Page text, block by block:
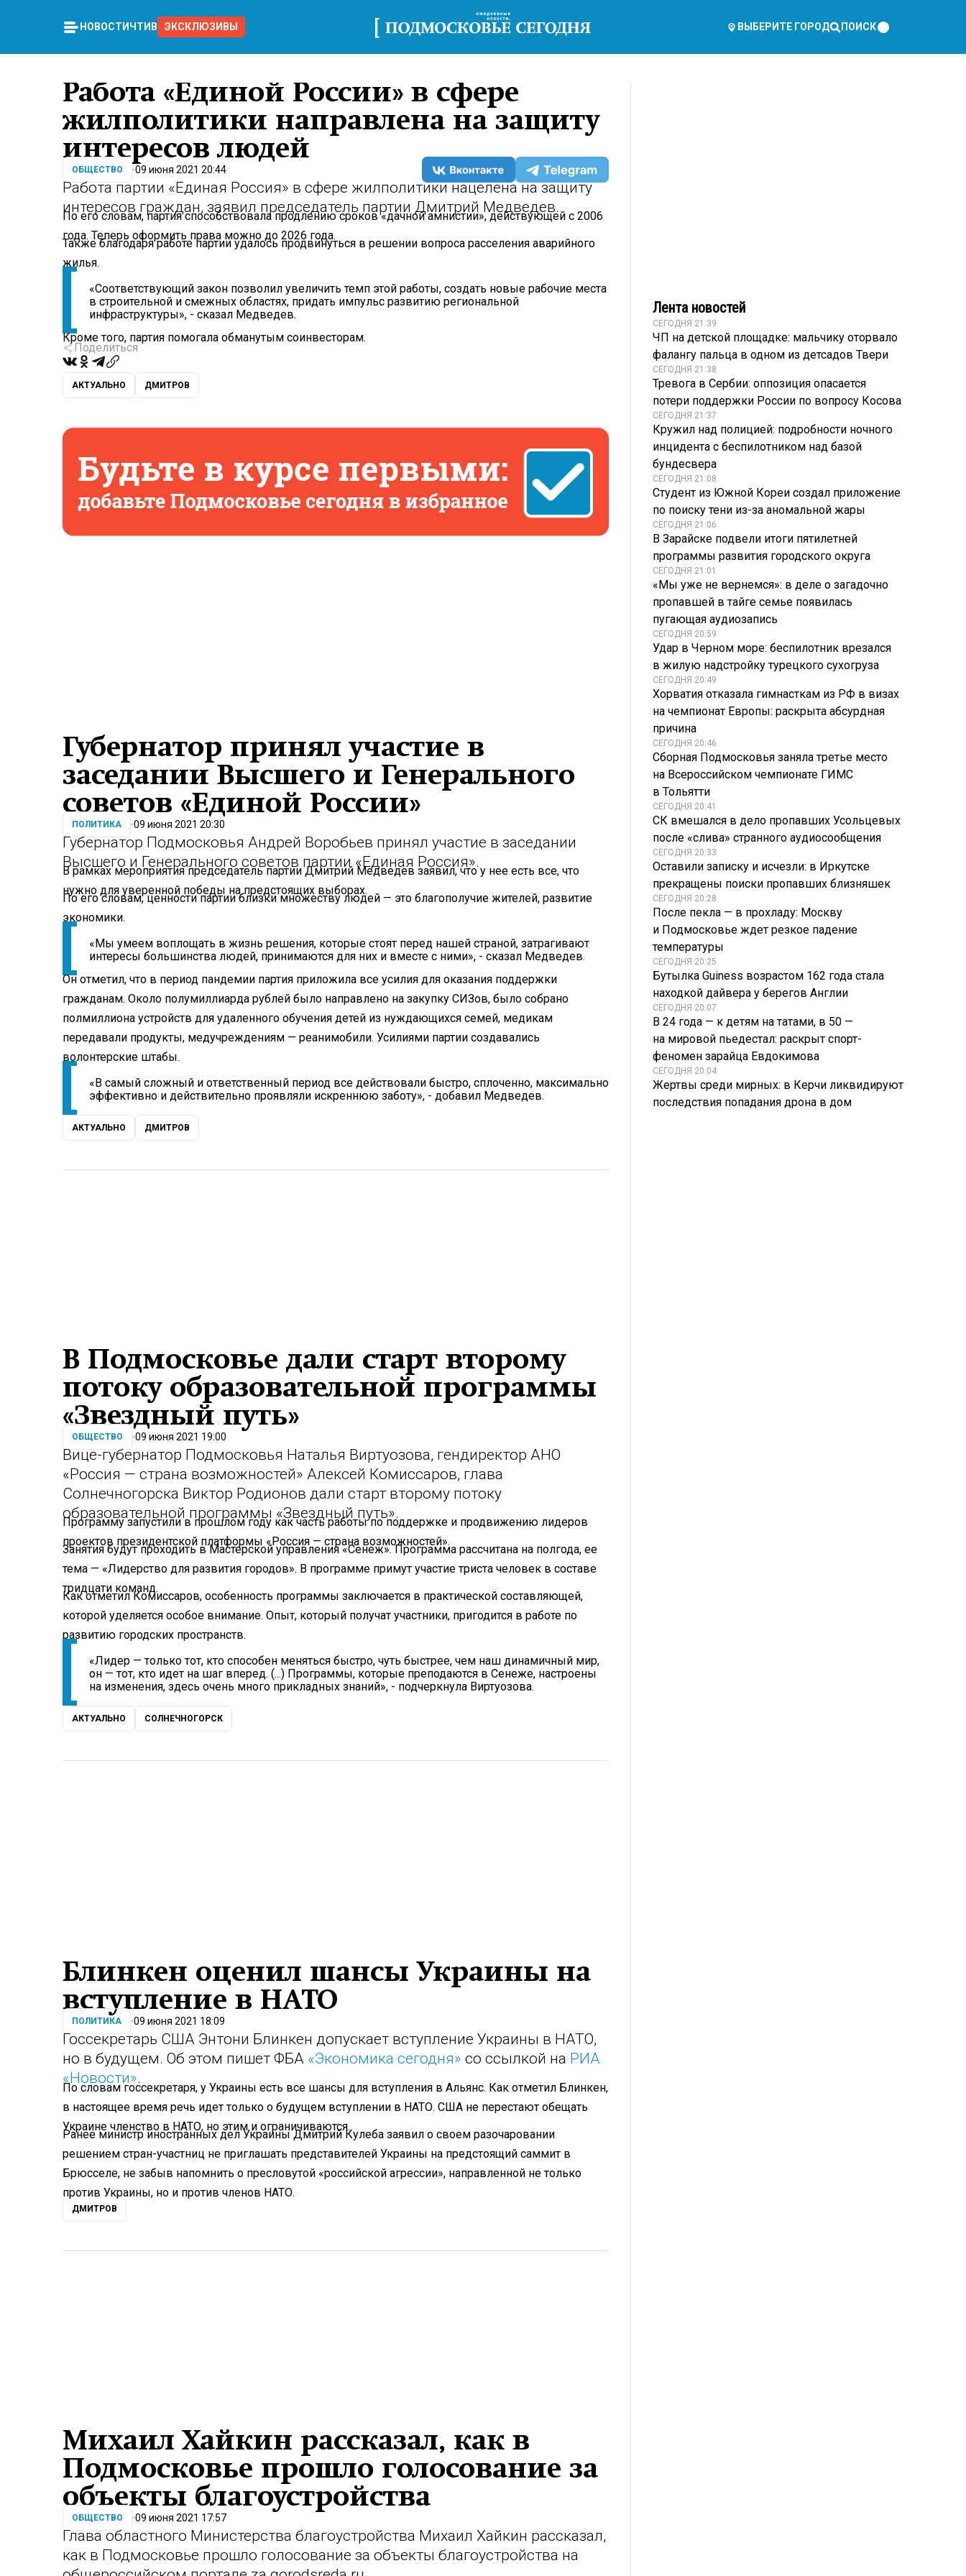
НОВОСТИ ЧТИВО ЭКСКЛЮЗИВЫ ВЫБЕРИТЕ ГОРОД ПОИСК
Работа «Единой России» в сфере
жилполитики направлена на защиту
интересов людей
ОБЩЕСТВО 09 июня 2021 20:44
Работа партии «Единая Россия» в сфере жилполитики нацелена на защиту
интересов граждан, заявил председатель партии Дмитрий Медведев.
По его словам, партия способствовала продлению сроков «дачной амнистии», действующей с 2006
года. Теперь оформить права можно до 2026 года.
Также благодаря работе партии удалось продвинуться в решении вопроса расселения аварийного
жилья.
«Соответствующий закон позволил увеличить темп этой работы, создать новые рабочие места
в строительной и смежных областях, придать импульс развитию региональной
инфраструктуры», - сказал Медведев.
Кроме того, партия помогала обманутым соинвесторам.
Поделиться
АКТУАЛЬНО ДМИТРОВ
Губернатор принял участие в
заседании Высшего и Генерального
советов «Единой России»
ПОЛИТИКА 09 июня 2021 20:30
Губернатор Подмосковья Андрей Воробьев принял участие в заседании
Высшего и Генерального советов партии «Единая Россия».
В рамках мероприятия председатель партии Дмитрий Медведев заявил, что у нее есть все, что
нужно для уверенной победы на предстоящих выборах.
По его словам, ценности партии близки множеству людей — это благополучие жителей, развитие
экономики.
«Мы умеем воплощать в жизнь решения, которые стоят перед нашей страной, затрагивают
интересы большинства людей, принимаются для них и вместе с ними», - сказал Медведев.
Он отметил, что в период пандемии партия приложила все усилия для оказания поддержки
гражданам. Около полумиллиарда рублей было направлено на закупку СИЗов, было собрано
полмиллиона устройств для удаленного обучения детей из нуждающихся семей, медикам
передавали продукты, медучреждениям — реанимобили. Усилиями партии создавались
волонтерские штабы.
«В самый сложный и ответственный период все действовали быстро, сплоченно, максимально
эффективно и действительно проявляли искреннюю заботу», - добавил Медведев.
АКТУАЛЬНО ДМИТРОВ
В Подмосковье дали старт второму
потоку образовательной программы
«Звездный путь»
ОБЩЕСТВО 09 июня 2021 19:00
Вице-губернатор Подмосковья Наталья Виртуозова, гендиректор АНО
«Россия — страна возможностей» Алексей Комиссаров, глава
Солнечногорска Виктор Родионов дали старт второму потоку
образовательной программы «Звездный путь».
Программу запустили в прошлом году как часть работы по поддержке и продвижению лидеров
проектов президентской платформы «Россия — страна возможностей».
Занятия будут проходить в Мастерской управления «Сенеж». Программа рассчитана на полгода, ее
тема — «Лидерство для развития городов». В программе примут участие триста человек в составе
тридцати команд.
Как отметил Комиссаров, особенность программы заключается в практической составляющей,
которой уделяется особое внимание. Опыт, который получат участники, пригодится в работе по
развитию городских пространств.
«Лидер — только тот, кто способен меняться быстро, чуть быстрее, чем наш динамичный мир,
он — тот, кто идет на шаг вперед. (...) Программы, которые преподаются в Сенеже, настроены
на изменения, здесь очень много прикладных знаний», - подчеркнула Виртуозова.
АКТУАЛЬНО СОЛНЕЧНОГОРСК
Блинкен оценил шансы Украины на
вступление в НАТО
ПОЛИТИКА 09 июня 2021 18:09
Госсекретарь США Энтони Блинкен допускает вступление Украины в НАТО,
но в будущем. Об этом пишет ФБА «Экономика сегодня» со ссылкой на РИА
«Новости».
По словам госсекретаря, у Украины есть все шансы для вступления в Альянс. Как отметил Блинкен,
в настоящее время речь идет только о будущем вступлении в НАТО. США не перестают обещать
Украине членство в НАТО, но этим и ограничиваются.
Ранее министр иностранных дел Украины Дмитрий Кулеба заявил о своем разочаровании
решением стран-участниц не приглашать представителей Украины на предстоящий саммит в
Брюсселе, не забыв напомнить о пресловутой «российской агрессии», направленной не только
против Украины, но и против членов НАТО.
ДМИТРОВ
Михаил Хайкин рассказал, как в
Подмосковье прошло голосование за
объекты благоустройства
ОБЩЕСТВО 09 июня 2021 17:57
Глава областного Министерства благоустройства Михаил Хайкин рассказал,
как в Подмосковье прошло голосование за объекты благоустройства на
Лента новостей
СЕГОДНЯ 21:39
ЧП на детской площадке: мальчику оторвало
фалангу пальца в одном из детсадов Твери
СЕГОДНЯ 21:38
Тревога в Сербии: оппозиция опасается
потери поддержки России по вопросу Косова
СЕГОДНЯ 21:37
Кружил над полицией: подробности ночного
инцидента с беспилотником над базой
бундесвера
СЕГОДНЯ 21:08
Студент из Южной Кореи создал приложение
по поиску тени из-за аномальной жары
СЕГОДНЯ 21:06
В Зарайске подвели итоги пятилетней
программы развития городского округа
СЕГОДНЯ 21:01
«Мы уже не вернемся»: в деле о загадочно
пропавшей в тайге семье появилась
пугающая аудиозапись
СЕГОДНЯ 20:59
Удар в Черном море: беспилотник врезался
в жилую надстройку турецкого сухогруза
СЕГОДНЯ 20:49
Хорватия отказала гимнасткам из РФ в визах
на чемпионат Европы: раскрыта абсурдная
причина
СЕГОДНЯ 20:46
Сборная Подмосковья заняла третье место
на Всероссийском чемпионате ГИМС
в Тольятти
СЕГОДНЯ 20:41
СК вмешался в дело пропавших Усольцевых
после «слива» странного аудиосообщения
СЕГОДНЯ 20:33
Оставили записку и исчезли: в Иркутске
прекращены поиски пропавших близняшек
СЕГОДНЯ 20:28
После пекла — в прохладу: Москву
и Подмосковье ждет резкое падение
температуры
СЕГОДНЯ 20:25
Бутылка Guiness возрастом 162 года стала
находкой дайвера у берегов Англии
СЕГОДНЯ 20:07
В 24 года — к детям на татами, в 50 —
на мировой пьедестал: раскрыт спорт-
феномен зарайца Евдокимова
СЕГОДНЯ 20:04
Жертвы среди мирных: в Керчи ликвидируют
последствия попадания дрона в дом